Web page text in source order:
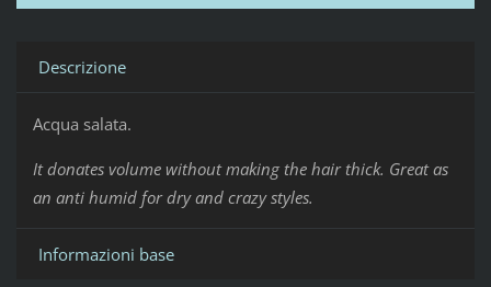
Descrizione
Acqua salata.
It donates volume without making the hair thick. Great as
an anti humid for dry and crazy styles.
Informazioni base